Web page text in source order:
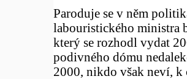
Paroduje se v něm
labouristického ministra
který se rozhodl vydat
podivného dómu
2000, nikdo však neví, k